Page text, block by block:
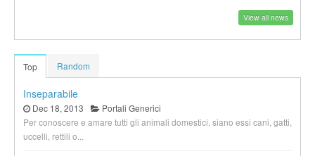
View all news
Top Random
Inseparabile
Dec 18, 2013
Portali Generici
Per conoscere e amare tutti gli animali domestici, siano essi cani, gatti,
uccelli, rettili o...